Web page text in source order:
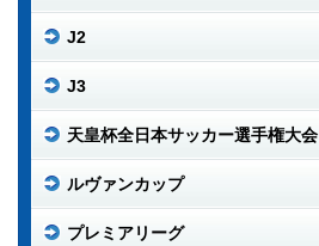
J2
J3
天皇杯全日本サッカー選手権大会
ルヴァンカップ
プレミアリーグ